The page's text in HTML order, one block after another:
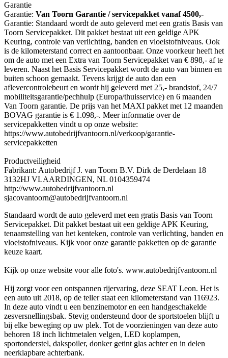
Garantie
Garantie: Van Toorn Garantie / servicepakket vanaf 4500,-
Garantie: Standaard wordt de auto geleverd met een gratis Basis van
Toorn Servicepakket. Dit pakket bestaat uit een geldige APK
Keuring, controle van verlichting, banden en vloeistofniveaus. Ook
is de kilometerstand correct en aantoonbaar. Onze voorkeur heeft het
om de auto met een Extra van Toorn Servicepakket van € 898,- af te
leveren. Naast het Basis Servicepakket wordt de auto van binnen en
buiten schoon gemaakt. Tevens krijgt de auto dan een
aflevercontrolebeurt en wordt hij geleverd met 25,- brandstof, 24/7
mobiliteitsgarantie/pechhulp (Europa/thuisservice) en 6 maanden
Van Toorn garantie. De prijs van het MAXI pakket met 12 maanden
BOVAG garantie is € 1.098,-. Meer informatie over de
servicepakketten vindt u op onze website:
https://www.autobedrijfvantoorn.nl/verkoop/garantie-
servicepakketten
Productveiligheid
Fabrikant: Autobedrijf J. van Toorn B.V. Dirk de Derdelaan 18
3132HJ VLAARDINGEN, NL 0104359474
http://www.autobedrijfvantoorn.nl
sjacovantoorn@autobedrijfvantoorn.nl
Standaard wordt de auto geleverd met een gratis Basis van Toorn
Servicepakket. Dit pakket bestaat uit een geldige APK Keuring,
tenaamstelling van het kenteken, controle van verlichting, banden en
vloeistofniveaus. Kijk voor onze garantie pakketten op de garantie
keuze kaart.
Kijk op onze website voor alle foto's. www.autobedrijfvantoorn.nl
Hij zorgt voor een ontspannen rijervaring, deze SEAT Leon. Het is
een auto uit 2018, op de teller staat een kilometerstand van 116923.
In deze auto vindt u een benzinemotor en een handgeschakelde
zesversnellingsbak. Stevig ondersteund door de sportstoelen blijft u
bij elke beweging op uw plek. Tot de voorzieningen van deze auto
behoren 18 inch lichtmetalen velgen, LED koplampen,
sportonderstel, dakspoiler, donker getint glas achter en in delen
neerklapbare achterbank.